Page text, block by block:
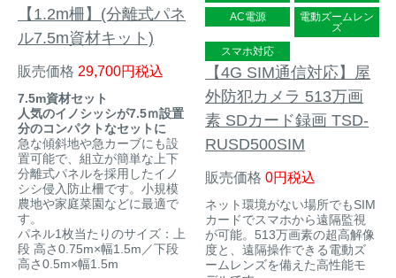
【1.2m柵】(分離式パネ
ル7.5m資材キット)
販売価格 29,700 税込
7.5m資材セット
人気のイノシッシが7.5ｍ設置
分のコンパクトなセットに
急な傾斜地や急カーブにも設
置可能で、組立が簡単な上下
分離式パネルを採用したイノ
シシ侵入防止柵です。小規模
農地や家庭菜園などに最適で
す。
パネル1枚当たりのサイズ：上
段 高さ0.75m×幅1.5m／下段
高さ0.5m×幅1.5m
AC電源
電動ズームレン
ズ
スマホ対応
【4G SIM通信対応】屋
外防犯カメラ 513万画
素 SDカード録画 TSD-
RUSD500SIM
販売価格 0 税込
ネット環境がない場所でもSIM
カードでスマホから遠隔監視
が可能。513万画素の超高解像
度と、遠隔操作できる電動ズ
ームレンズを備えた高性能モ